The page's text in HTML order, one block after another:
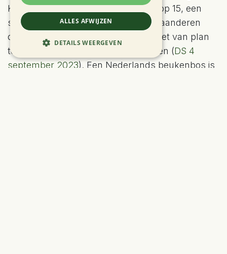
KDW voor beukenbos werd geprikt op 15, een
stuk strenger dan Vlaanderen. In Vlaanderen
deelde minister Demir echter mee niet van plan
te zijn de nieuwe KDW’s toe te passen (DS 4
september 2023). Een Nederlands beukenbos is
ALLES AFWIJZEN
DETAILS WEERGEVEN